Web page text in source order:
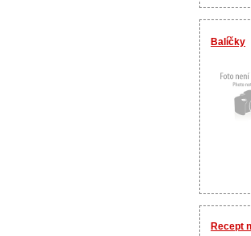
Balíčky
Recept